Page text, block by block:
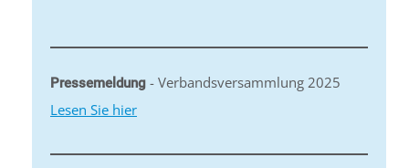
Pressemeldung - Verbandsversammlung 2025
Lesen Sie hier